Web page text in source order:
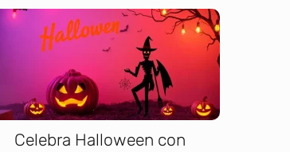
Celebra Halloween con